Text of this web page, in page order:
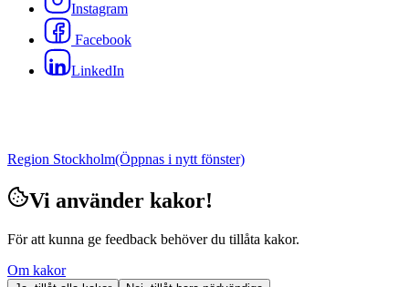
Instagram
Facebook
LinkedIn
Region Stockholm(Öppnas i nytt fönster)
Vi använder kakor!
För att kunna ge feedback behöver du tillåta kakor.
Om kakor